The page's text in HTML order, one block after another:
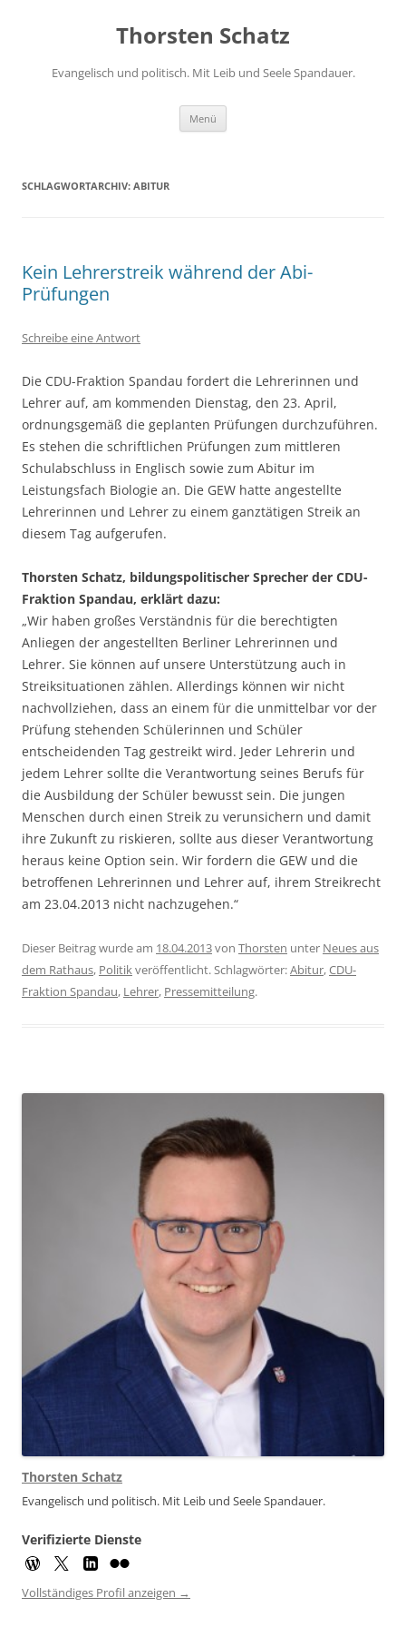
Thorsten Schatz
Evangelisch und politisch. Mit Leib und Seele Spandauer.
Menü
SCHLAGWORTARCHIV: ABITUR
Kein Lehrerstreik während der Abi-
Prüfungen
Schreibe eine Antwort
Die CDU-Fraktion Spandau fordert die Lehrerinnen und
Lehrer auf, am kommenden Dienstag, den 23. April,
ordnungsgemäß die geplanten Prüfungen durchzuführen.
Es stehen die schriftlichen Prüfungen zum mittleren
Schulabschluss in Englisch sowie zum Abitur im
Leistungsfach Biologie an. Die GEW hatte angestellte
Lehrerinnen und Lehrer zu einem ganztätigen Streik an
diesem Tag aufgerufen.
Thorsten Schatz, bildungspolitischer Sprecher der CDU-
Fraktion Spandau, erklärt dazu:
„Wir haben großes Verständnis für die berechtigten
Anliegen der angestellten Berliner Lehrerinnen und
Lehrer. Sie können auf unsere Unterstützung auch in
Streiksituationen zählen. Allerdings können wir nicht
nachvollziehen, dass an einem für die unmittelbar vor der
Prüfung stehenden Schülerinnen und Schüler
entscheidenden Tag gestreikt wird. Jeder Lehrerin und
jedem Lehrer sollte die Verantwortung seines Berufs für
die Ausbildung der Schüler bewusst sein. Die jungen
Menschen durch einen Streik zu verunsichern und damit
ihre Zukunft zu riskieren, sollte aus dieser Verantwortung
heraus keine Option sein. Wir fordern die GEW und die
betroffenen Lehrerinnen und Lehrer auf, ihrem Streikrecht
am 23.04.2013 nicht nachzugehen.“
Dieser Beitrag wurde am 18.04.2013von Thorsten unter Neues aus
dem Rathaus, Politikveröffentlicht. Schlagwörter:Abitur,CDU-
Fraktion Spandau, Lehrer, Pressemitteilung.
Thorsten Schatz
Evangelisch und politisch. Mit Leib und Seele Spandauer.
Verifizierte Dienste
Vollständiges Profil anzeigen →